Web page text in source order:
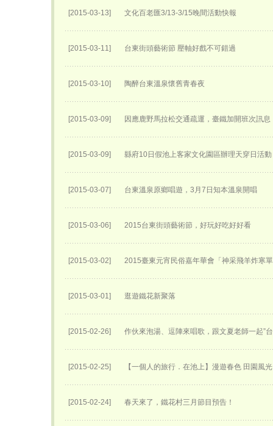
[2015-03-13] 文化百老匯3/13-3/15晚間活動快報
[2015-03-11] 台東街頭藝術節 壓軸好戲不可錯過
[2015-03-10] 陶醉台東溫泉懷舊青春夜
[2015-03-09] 因應鹿野馬拉松交通疏運，臺鐵加開班次訊息
[2015-03-09] 縣府10日假池上客家文化園區辦理天穿日活動
[2015-03-07] 台東溫泉原鄉唱遊，3月7日知本溫泉開唱
[2015-03-06] 2015台東街頭藝術節，好玩好吃好好看
[2015-03-02] 2015臺東元宵民俗嘉年華會「神采飛羊炸寒
[2015-03-01] 逛遊鐵花新聚落
[2015-02-26] 作伙來泡湯、逗陣來唱歌，跟文夏老師一起”
[2015-02-25] 【一個人的旅行．在池上】漫遊春色 田園風光
[2015-02-24] 春天來了，鐵花村三月節目預告！